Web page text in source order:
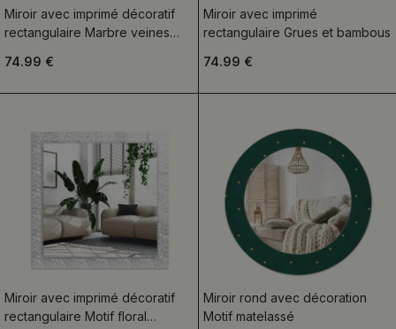
Miroir avec imprimé décoratif
rectangulaire Marbre veines
74.99 €
Miroir avec imprimé
rectangulaire Grues et bambous
74.99 €
Miroir avec imprimé décoratif
rectangulaire Motif floral
Miroir rond avec décoration
Motif matelassé